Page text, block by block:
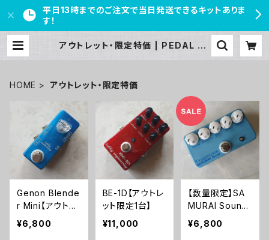
平日13時までのご注文で当日発送できるキットありま
す！
アウトレット・限定特価 | PEDAL FR
HOME アウトレット・限定特価
Genon Blende
r Mini【アウトレ
ット限定１台】
¥6,800
BE-1D【アウトレ
ット限定1台】
¥11,000
【数量限定】SA
MURAI Sound
Tremoloneキッ
¥6,800